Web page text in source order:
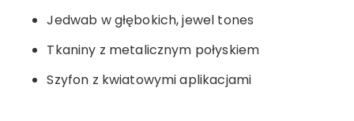
Jedwab w głębokich, jewel tones
Tkaniny z metalicznym połyskiem
Szyfon z kwiatowymi aplikacjami